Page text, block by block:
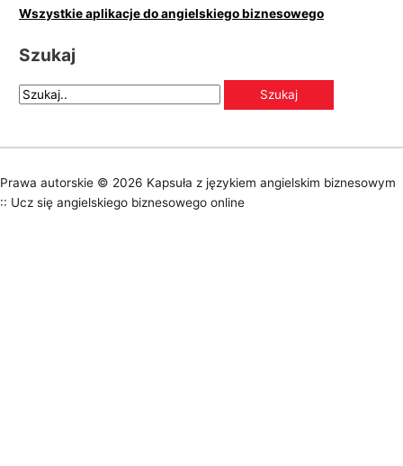
Wszystkie aplikacje do angielskiego biznesowego
Szukaj
Prawa autorskie © 2026 Kapsuła z językiem angielskim biznesowym
:: Ucz się angielskiego biznesowego online